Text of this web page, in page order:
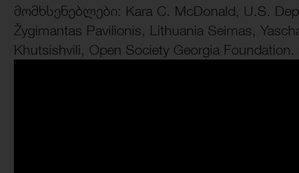
მომხსენებლები: Kara C. McDonald, U.S.
Žygimantas Pavilionis, Lithuania Seimas,
Khutsishvili, Open Society Georgia Foundation.